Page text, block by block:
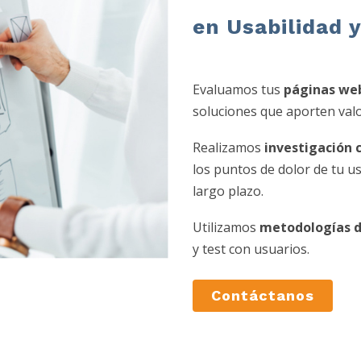
en Usabilidad
Evaluamos tus páginas
soluciones que aporten
Realizamos investigación
los puntos de dolor de tu
largo plazo.
Utilizamos metodologías
y test con usuarios.
Contáctanos